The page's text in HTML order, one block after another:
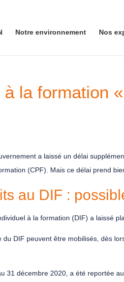
Notre environnement Nos
la formation
a laissé un délai
(CPF). Mais ce délai prend
au DIF :
à la formation (DIF) a laissé
DIF peuvent être mobilisés, dès
31 décembre 2020, a été reportée au